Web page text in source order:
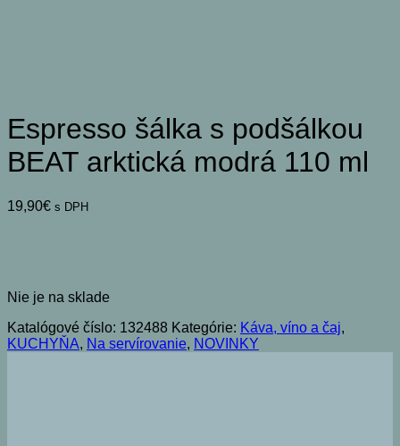
Espresso šálka s podšálkou
BEAT arktická modrá 110 ml
19,90€ s DPH
Nie je na sklade
Katalógové číslo: 132488 Kategórie: Káva, víno a čaj,
KUCHYŇA, Na servírovanie, NOVINKY